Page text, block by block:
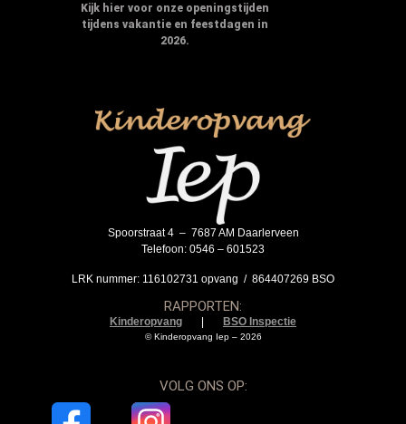
Kijk hier voor onze openingstijden
tijdens vakantie en feestdagen in
2026.
Spoorstraat 4 – 7687 AM Daarlerveen
Telefoon: 0546 – 601523
LRK nummer: 116102731 opvang / 864407269 BSO
RAPPORTEN:
Kinderopvang BSO Inspectie
© Kinderopvang Iep – 2026
VOLG ONS OP: